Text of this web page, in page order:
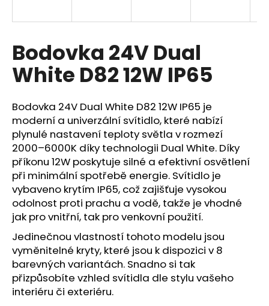
Bodovka 24V Dual
White D82 12W IP65
Bodovka 24V Dual White D82 12W IP65 je
moderní a univerzální svítidlo, které nabízí
plynulé nastavení teploty světla v rozmezí
2000–6000K díky technologii Dual White. Díky
příkonu 12W poskytuje silné a efektivní osvětlení
při minimální spotřebě energie. Svítidlo je
vybaveno krytím IP65, což zajišťuje vysokou
odolnost proti prachu a vodě, takže je vhodné
jak pro vnitřní, tak pro venkovní použití.
Jedinečnou vlastností tohoto modelu jsou
vyměnitelné kryty, které jsou k dispozici v 8
barevných variantách. Snadno si tak
přizpůsobíte vzhled svítidla dle stylu vašeho
interiéru či exteriéru.
í
t
?
HLEDAT
D
o
p
o
r
u
č
u
j